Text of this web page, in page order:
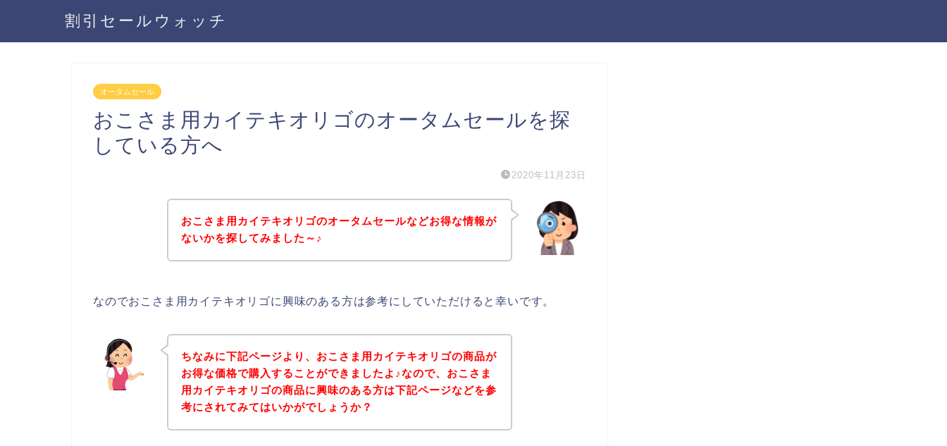
割引セールウォッチ
オータムセール
おこさま用カイテキオリゴのオータムセールを探
している方へ
2020年11月23日
おこさま用カイテキオリゴのオータムセールなどお得な情報が
ないかを探してみました～♪
なのでおこさま用カイテキオリゴに興味のある方は参考にしていただけると幸いです。
ちなみに下記ページより、おこさま用カイテキオリゴの商品が
お得な価格で購入することができましたよ♪なので、おこさま
用カイテキオリゴの商品に興味のある方は下記ページなどを参
考にされてみてはいかがでしょうか？